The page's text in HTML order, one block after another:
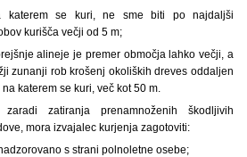
katerem se kuri, ne sme biti po najdaljši
kurišča večji od 5 m;
alineje je premer območja lahko večji, a
zunanji rob krošenj okoliških dreves oddaljen
katerem se kuri, več kot 50 m.
zatiranja prenamnoženih škodljivih
mora izvajalec kurjenja zagotoviti:
s strani polnoletne osebe;